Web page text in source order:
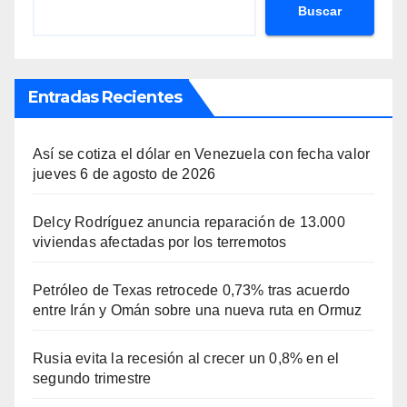
Buscar
Entradas Recientes
Así se cotiza el dólar en Venezuela con fecha valor
jueves 6 de agosto de 2026
Delcy Rodríguez anuncia reparación de 13.000
viviendas afectadas por los terremotos
Petróleo de Texas retrocede 0,73% tras acuerdo
entre Irán y Omán sobre una nueva ruta en Ormuz
Rusia evita la recesión al crecer un 0,8% en el
segundo trimestre